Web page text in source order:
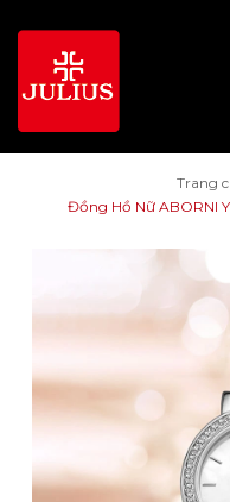
Trang
Đồng Hồ Nữ ABORNI